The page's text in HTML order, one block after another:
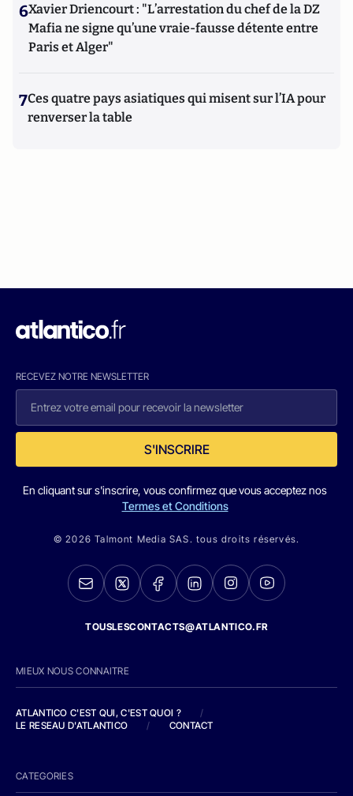
6Xavier Driencourt : "L’arrestation du chef de la DZ
Mafia ne signe qu’une vraie-fausse détente entre
Paris et Alger"
7Ces quatre pays asiatiques qui misent sur l’IA pour
renverser la table
RECEVEZ NOTRE NEWSLETTER
S'INSCRIRE
En cliquant sur s'inscrire, vous confirmez que vous acceptez nos
Termes et Conditions
© 2026 Talmont Media SAS. tous droits réservés.
TOUSLESCONTACTS@ATLANTICO.FR
MIEUX NOUS CONNAITRE
ATLANTICO C'EST QUI, C'EST QUOI ?
/
LE RESEAU D'ATLANTICO
/ CONTACT
CATEGORIES